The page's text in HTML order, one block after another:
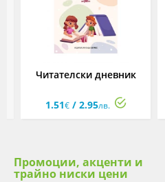
Читателски дневник
1.51€/ 2.95лв.
Промоции, акценти и
трайно ниски цени